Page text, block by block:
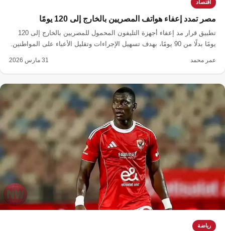
اقتصاد
مصر تمدد إعفاء هواتف المصريين بالخارج إلى 120 يومًا
تطبيق قرار مد إعفاء أجهزة التليفون المحمول للمصريين بالخارج إلى 120
يومًا بدلًا من 90 يومًا، بهدف تسهيل الإجراءات وتقليل الأعباء على المواطنين.
عمر محمد 31 مارس 2026
رياضة